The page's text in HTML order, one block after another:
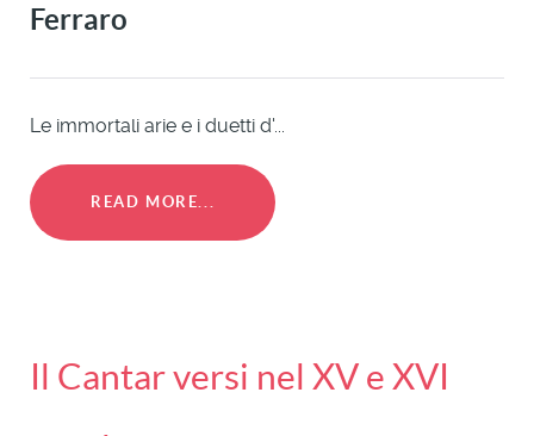
Ferraro
Le immortali arie e i duetti d'...
READ MORE...
Il Cantar versi nel XV e XVI